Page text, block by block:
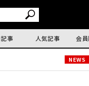
事 人気記事 会
NEWS